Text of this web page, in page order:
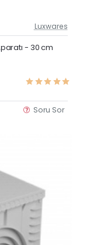
Güncel Fiyat
Yeni Ürün
Luxwares
- 30 cm
Soru Sor